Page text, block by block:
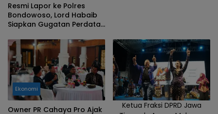
Resmi Lapor ke Polres
Bondowoso, Lord Habaib
Siapkan Gugatan Perdata
Bawa Kasus Ini ke Presiden
Ekonomi
Owner PR Cahaya Pro Ajak
Ketua Fraksi DPRD Jawa